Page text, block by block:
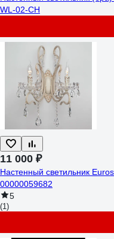
WL-02-CH
11 000 ₽
Настенный светильник
00000059682
5
(1)